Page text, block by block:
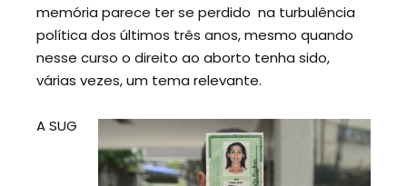
memória parece ter se perdido na turbulência
política dos últimos três anos, mesmo quando
nesse curso o direito ao aborto tenha sido,
várias vezes, um tema relevante.
A SUG